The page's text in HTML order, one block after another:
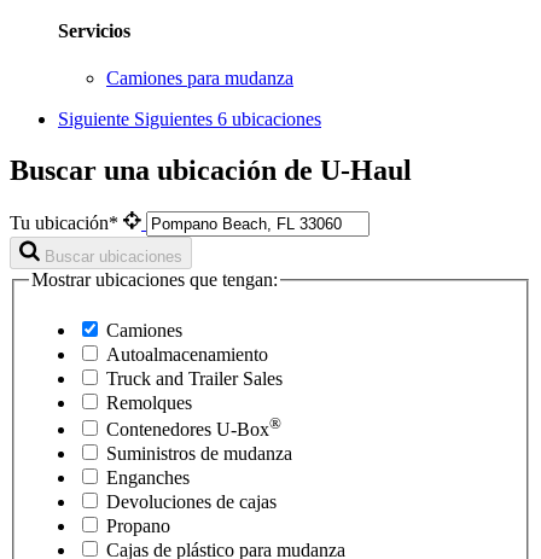
Servicios
Camiones para mudanza
Siguiente Siguientes 6 ubicaciones
Buscar una ubicación de U-Haul
Tu ubicación*
Buscar ubicaciones
Mostrar ubicaciones que tengan:
Camiones
Autoalmacenamiento
Truck and Trailer Sales
Remolques
Contenedores U-Box®
Suministros de mudanza
Enganches
Devoluciones de cajas
Propano
Cajas de plástico para mudanza